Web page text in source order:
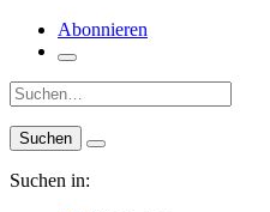
Abonnieren
Suche:
Suchen in: